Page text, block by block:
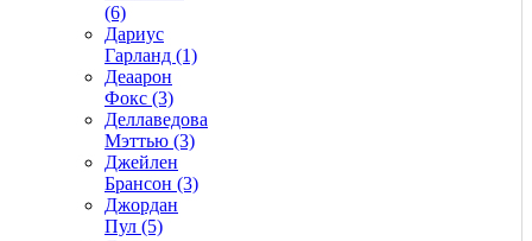
(6)
Дариус
Гарланд (1)
Деаарон
Фокс (3)
Деллаведова
Мэттью (3)
Джейлен
Брансон (3)
Джордан
Пул (5)